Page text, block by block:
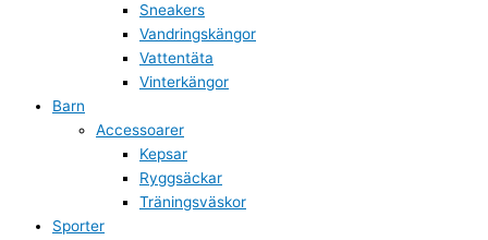
Sneakers
Vandringskängor
Vattentäta
Vinterkängor
Barn
Accessoarer
Kepsar
Ryggsäckar
Träningsväskor
Sporter